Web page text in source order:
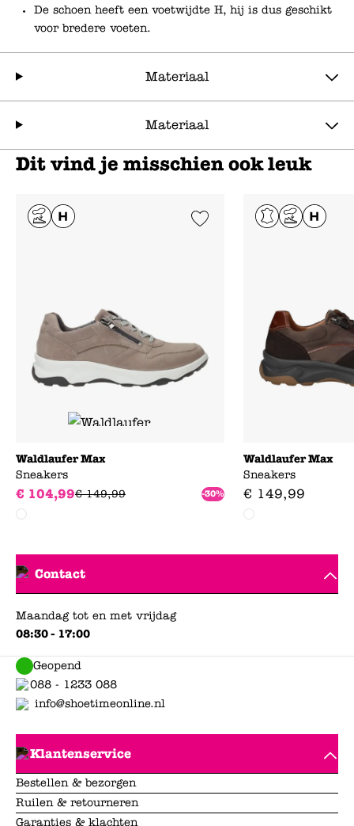
De schoen heeft een voetwijdte H, hij is dus geschikt
voor bredere voeten.
Materiaal
Materiaal
Dit vind je misschien ook leuk
Add to Wishlist
Waldlaufer Max
Sneakers
€ 104,99€ 149,99 -30%
Waldlaufer Max
Sneakers
€ 149,99
Contact
Maandag tot en met vrijdag
08:30 - 17:00
Geopend
088 - 1233 088
info@shoetimeonline.nl
Klantenservice
Bestellen & bezorgen
Ruilen & retourneren
Garanties & klachten